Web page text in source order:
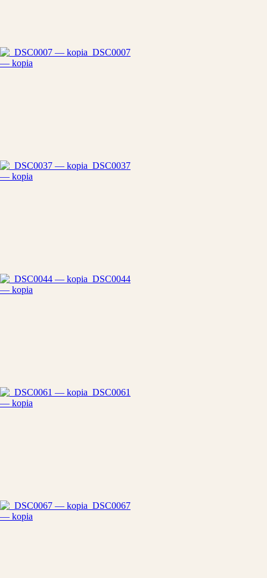
_DSC0007
— kopia
_DSC0037
— kopia
_DSC0044
— kopia
_DSC0061
— kopia
_DSC0067
— kopia